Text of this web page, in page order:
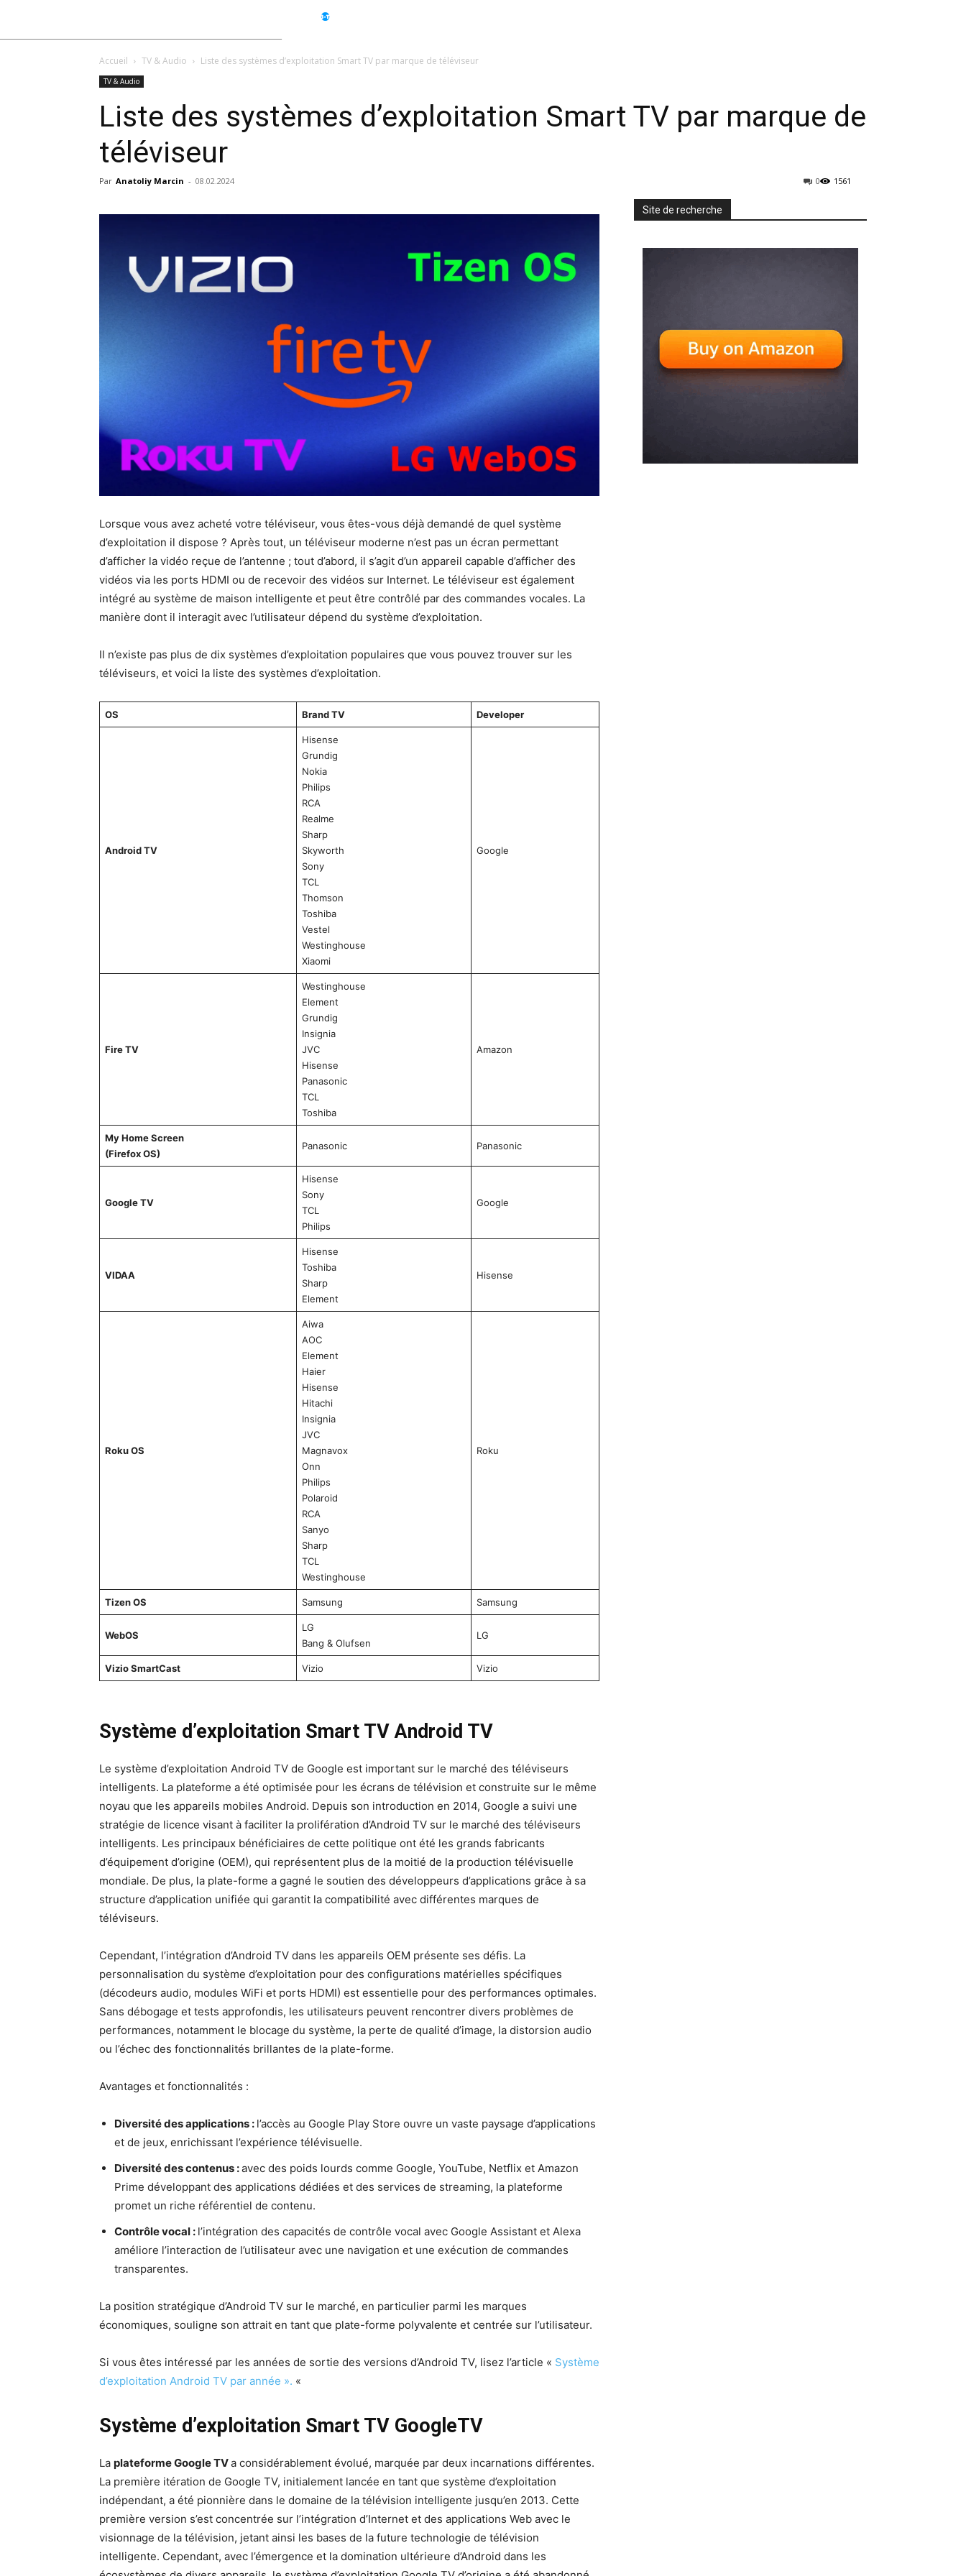
Accueil TV & Audio Liste des systèmes d’exploitation Smart TV par marque de téléviseur
TV & Audio
Liste des systèmes d’exploitation Smart TV par marque de
téléviseur
Par Anatoliy Marcin - 08.02.2024 1561
0
Lorsque vous avez acheté votre téléviseur, vous êtes-vous déjà demandé de quel système
d’exploitation il dispose ? Après tout, un téléviseur moderne n’est pas un écran permettant
d’afficher la vidéo reçue de l’antenne ; tout d’abord, il s’agit d’un appareil capable d’afficher des
vidéos via les ports HDMI ou de recevoir des vidéos sur Internet. Le téléviseur est également
intégré au système de maison intelligente et peut être contrôlé par des commandes vocales. La
manière dont il interagit avec l’utilisateur dépend du système d’exploitation.
Il n’existe pas plus de dix systèmes d’exploitation populaires que vous pouvez trouver sur les
téléviseurs, et voici la liste des systèmes d’exploitation.
OS Brand TV Developer
Android TV
Hisense
Grundig
Nokia
Philips
RCA
Realme
Sharp
Skyworth
Sony
TCL
Thomson
Toshiba
Vestel
Westinghouse
Xiaomi
Google
Fire TV
Westinghouse
Element
Grundig
Insignia
JVC
Hisense
Panasonic
TCL
Toshiba
Amazon
My Home Screen
(Firefox OS)
Panasonic Panasonic
Google TV
Hisense
Sony
TCL
Philips
Google
VIDAA
Hisense
Toshiba
Sharp
Element
Hisense
Roku OS
Aiwa
AOC
Element
Haier
Hisense
Hitachi
Insignia
JVC
Magnavox
Onn
Philips
Polaroid
RCA
Sanyo
Sharp
TCL
Westinghouse
Roku
Tizen OS Samsung Samsung
WebOS
LG
Bang & Olufsen
LG
Vizio SmartCast Vizio Vizio
Système d’exploitation Smart TV Android TV
Le système d’exploitation Android TV de Google est important sur le marché des téléviseurs
intelligents. La plateforme a été optimisée pour les écrans de télévision et construite sur le même
noyau que les appareils mobiles Android. Depuis son introduction en 2014, Google a suivi une
stratégie de licence visant à faciliter la prolifération d’Android TV sur le marché des téléviseurs
intelligents. Les principaux bénéficiaires de cette politique ont été les grands fabricants
d’équipement d’origine (OEM), qui représentent plus de la moitié de la production télévisuelle
mondiale. De plus, la plate-forme a gagné le soutien des développeurs d’applications grâce à sa
structure d’application unifiée qui garantit la compatibilité avec différentes marques de
téléviseurs.
Cependant, l’intégration d’Android TV dans les appareils OEM présente ses défis. La
personnalisation du système d’exploitation pour des configurations matérielles spécifiques
(décodeurs audio, modules WiFi et ports HDMI) est essentielle pour des performances optimales.
Sans débogage et tests approfondis, les utilisateurs peuvent rencontrer divers problèmes de
performances, notamment le blocage du système, la perte de qualité d’image, la distorsion audio
ou l’échec des fonctionnalités brillantes de la plate-forme.
Avantages et fonctionnalités :
Diversité des applications : l’accès au Google Play Store ouvre un vaste paysage d’applications
et de jeux, enrichissant l’expérience télévisuelle.
Diversité des contenus :avec des poids lourds comme Google, YouTube, Netflix et Amazon
Prime développant des applications dédiées et des services de streaming, la plateforme
promet un riche référentiel de contenu.
Contrôle vocal : l’intégration des capacités de contrôle vocal avec Google Assistant et Alexa
améliore l’interaction de l’utilisateur avec une navigation et une exécution de commandes
transparentes.
La position stratégique d’Android TV sur le marché, en particulier parmi les marques
économiques, souligne son attrait en tant que plate-forme polyvalente et centrée sur l’utilisateur.
Si vous êtes intéressé par les années de sortie des versions d’Android TV, lisez l’article « Système
d’exploitation Android TV par année ». «
Système d’exploitation Smart TV GoogleTV
La plateforme Google TVa considérablement évolué, marquée par deux incarnations différentes.
La première itération de Google TV, initialement lancée en tant que système d’exploitation
indépendant, a été pionnière dans le domaine de la télévision intelligente jusqu’en 2013. Cette
première version s’est concentrée sur l’intégration d’Internet et des applications Web avec le
visionnage de la télévision, jetant ainsi les bases de la future technologie de télévision
intelligente. Cependant, avec l’émergence et la domination ultérieure d’Android dans les
Site de recherche